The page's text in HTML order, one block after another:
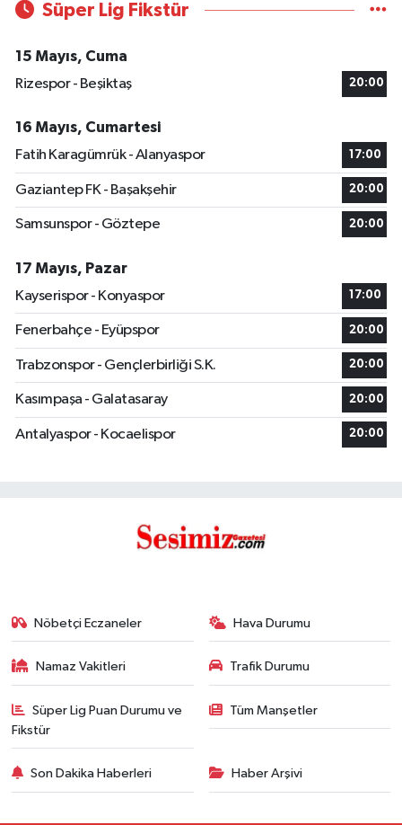
Süper Lig Fikstür
15 Mayıs, Cuma
Rizespor - Beşiktaş
20:00
16 Mayıs, Cumartesi
Fatih Karagümrük - Alanyaspor
17:00
Gaziantep FK - Başakşehir 20:00
Samsunspor - Göztepe 20:00
17 Mayıs, Pazar
Kayserispor - Konyaspor
17:00
Fenerbahçe - Eyüpspor 20:00
Trabzonspor - Gençlerbirliği S.K. 20:00
Kasımpaşa - Galatasaray 20:00
Antalyaspor - Kocaelispor 20:00
Nöbetçi Eczaneler Hava Durumu
Namaz Vakitleri Trafik Durumu
Süper Lig Puan Durumu ve
Fikstür
Tüm Manşetler
Son Dakika Haberleri Haber Arşivi